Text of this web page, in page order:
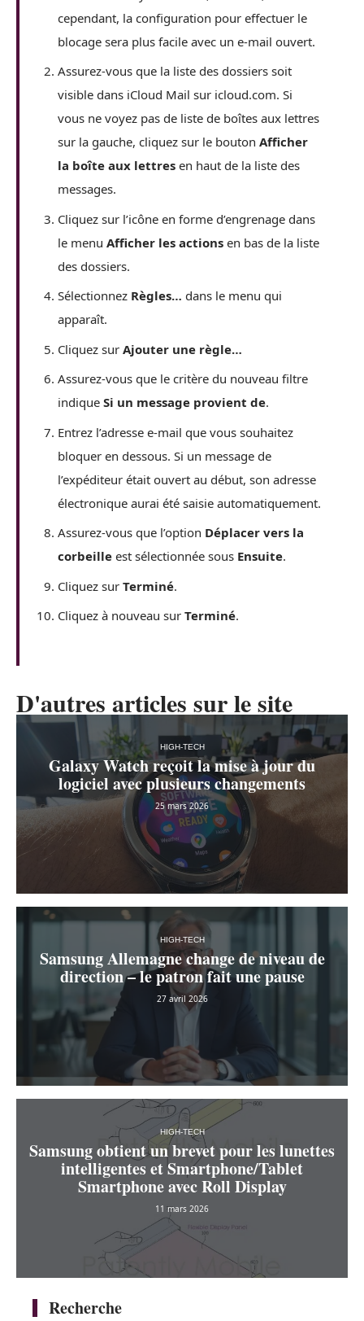
cependant, la configuration pour effectuer le
blocage sera plus facile avec un e-mail ouvert.
Assurez-vous que la liste des dossiers soit
visible dans iCloud Mail sur icloud.com. Si
vous ne voyez pas de liste de boîtes aux lettres
sur la gauche, cliquez sur le bouton Afficher
la boîte aux lettres en haut de la liste des
messages.
Cliquez sur l’icône en forme d’engrenage dans
le menu Afficher les actions en bas de la liste
des dossiers.
Sélectionnez Règles… dans le menu qui
apparaît.
Cliquez sur Ajouter une règle…
Assurez-vous que le critère du nouveau filtre
indique Si un message provient de.
Entrez l’adresse e-mail que vous souhaitez
bloquer en dessous. Si un message de
l’expéditeur était ouvert au début, son adresse
électronique aurai été saisie automatiquement.
Assurez-vous que l’option Déplacer vers la
corbeille est sélectionnée sous Ensuite.
Cliquez sur Terminé.
Cliquez à nouveau sur Terminé.
D'autres articles sur le site
HIGH-TECH
Galaxy Watch reçoit la mise à jour du
logiciel avec plusieurs changements
25 mars 2026
HIGH-TECH
Samsung Allemagne change de niveau de
direction – le patron fait une pause
27 avril 2026
HIGH-TECH
Samsung obtient un brevet pour les lunettes
intelligentes et Smartphone/Tablet
Smartphone avec Roll Display
11 mars 2026
Recherche